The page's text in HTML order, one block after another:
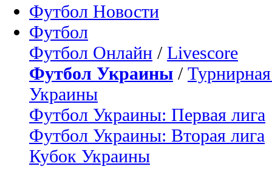
Футбол Новости
Футбол
Футбол Онлайн / Livescore
Футбол Украины /
Украины
Футбол Украины: Первая лига
Футбол Украины: Вторая лига
Кубок Украины